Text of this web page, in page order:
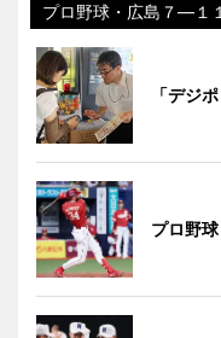
プロ野球・広島７―１
「デジ
プロ野